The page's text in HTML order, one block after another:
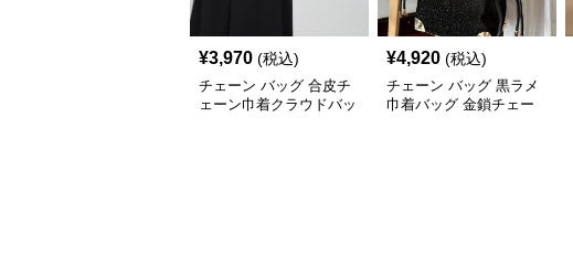
¥3,970 (税込)
チェーン バッグ 合皮チ
ェーン巾着クラウドバッ
¥4,920 (税込)
チェーン バッグ 黒ラメ
巾着バッグ 金鎖チェー